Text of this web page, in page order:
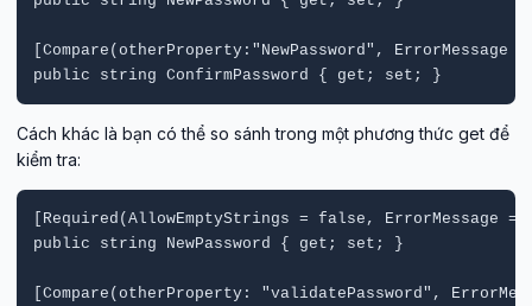
[Compare(otherProperty:"NewPassword",
public string ConfirmPassword { get; set; }
Cách khác là bạn có thể so sánh trong một phương thức get để
kiểm tra:
[Required(AllowEmptyStrings = false, ErrorMessage
public string NewPassword { get; set; }
[Compare(otherProperty: "validatePassword",